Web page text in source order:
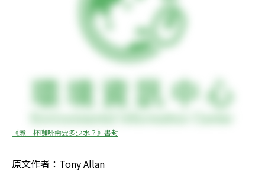
《煮一杯咖啡需要多少水？》書封
原文作者：Tony Allan